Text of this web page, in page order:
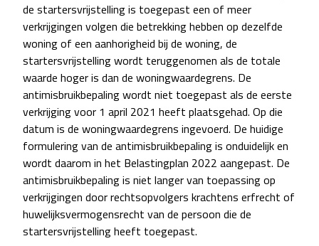
de startersvrijstelling is toegepast een of meer
verkrijgingen volgen die betrekking hebben op dezelfde
woning of een aanhorigheid bij de woning, de
startersvrijstelling wordt teruggenomen als de totale
waarde hoger is dan de woningwaardegrens. De
antimisbruikbepaling wordt niet toegepast als de eerste
verkrijging voor 1 april 2021 heeft plaatsgehad. Op die
datum is de woningwaardegrens ingevoerd. De huidige
formulering van de antimisbruikbepaling is onduidelijk en
wordt daarom in het Belastingplan 2022 aangepast. De
antimisbruikbepaling is niet langer van toepassing op
verkrijgingen door rechtsopvolgers krachtens erfrecht of
huwelijksvermogensrecht van de persoon die de
startersvrijstelling heeft toegepast.